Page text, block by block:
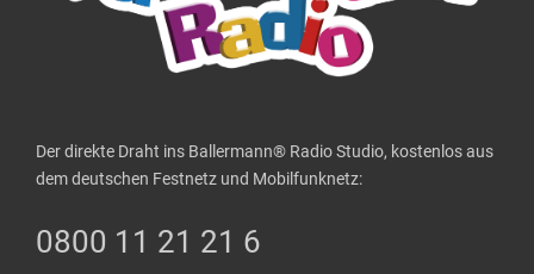
Der direkte Draht ins Ballermann® Radio Studio, kostenlos aus
dem deutschen Festnetz und Mobilfunknetz:
0800 11 21 21 6